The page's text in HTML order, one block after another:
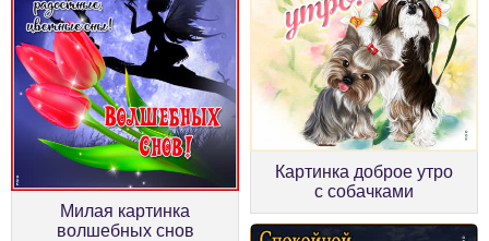
Милая картинка
волшебных снов
Картинка доброе утро
с собачками